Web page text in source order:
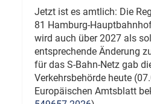
Jetzt ist es amtlich: Die
81 Hamburg-
wird auch über 2027 als
entsprechende Änderung
für das S-Bahn-Netz gab
Verkehrsbehörde heute
Europäischen Amtsblatt